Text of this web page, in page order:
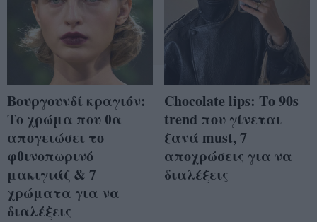
Βουργουνδί κραγιόν:
Το χρώμα που θα
απογειώσει το
φθινοπωρινό
μακιγιάζ & 7
χρώματα για να
διαλέξεις
Chocolate lips: Το 90s
trend που γίνεται
ξανά must, 7
αποχρώσεις για να
διαλέξεις